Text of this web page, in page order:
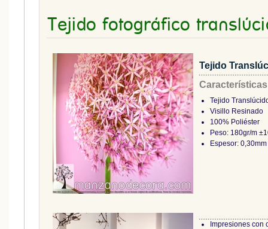
Tejido fotográfico
Tejido
Tejido
Visillo Resinado
100% Poliéster
Peso: 180gr/m
Espesor: 0,30mm
Impresiones con